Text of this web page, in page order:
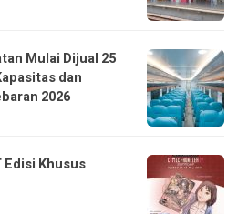
Mulai Dijual 25
dan
2026
Edisi Khusus